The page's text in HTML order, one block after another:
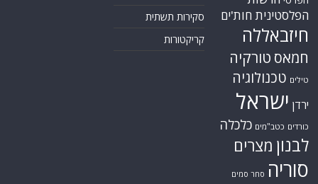
הפלסטינית חות'ים
חיזבאללה
חמאס טורקיה
טילים טכנולוגיה
ירדן ישראל
כורדים כטב"מים כלכלה
לבנון מצרים
סוריה סחר סמים
סקירות תשתית
קריקטורות